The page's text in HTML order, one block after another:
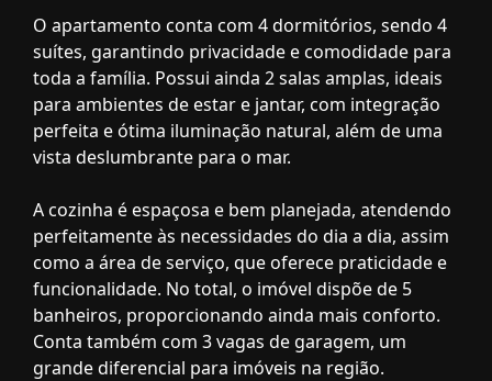
O apartamento conta com 4 dormitórios, sendo 4
suítes, garantindo privacidade e comodidade para
toda a família. Possui ainda 2 salas amplas, ideais
para ambientes de estar e jantar, com integração
perfeita e ótima iluminação natural, além de uma
vista deslumbrante para o mar.
A cozinha é espaçosa e bem planejada, atendendo
perfeitamente às necessidades do dia a dia, assim
como a área de serviço, que oferece praticidade e
funcionalidade. No total, o imóvel dispõe de 5
banheiros, proporcionando ainda mais conforto.
Conta também com 3 vagas de garagem, um
grande diferencial para imóveis na região.